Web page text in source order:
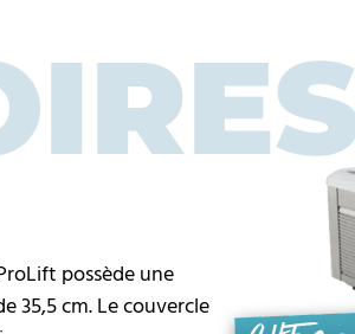
possède une
35,5 cm. Le couvercle